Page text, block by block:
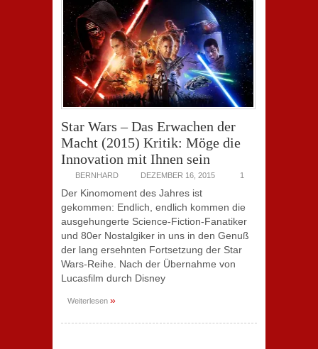
Star Wars – Das Erwachen der
Macht (2015) Kritik: Möge die
Innovation mit Ihnen sein
BERNHARD DEZEMBER 16, 2015 1
Der Kinomoment des Jahres ist
gekommen: Endlich, endlich kommen die
ausgehungerte Science-Fiction-Fanatiker
und 80er Nostalgiker in uns in den Genuß
der lang ersehnten Fortsetzung der Star
Wars-Reihe. Nach der Übernahme von
Lucasfilm durch Disney
Weiterlesen »